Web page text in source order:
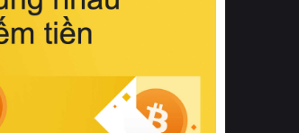
Bên cạnh đó, việc lựa chọn các dòng
sản phẩm đạt chuẩn chất lượng quốc
tế còn giúp ngăn ngừa tình trạng kích
khuẩn và nấm mốc trong điều kiện
thời tiết nóng ẩm. Bạn có thể tìm hiểu
thêm các nghiên cứu khoa học về tác
động của giấc ngủ và môi trường